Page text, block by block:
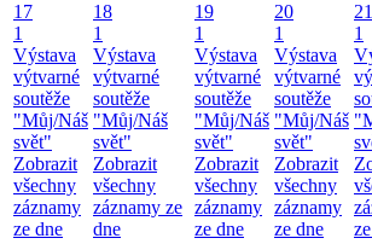
17
1
Výstava
výtvarné
soutěže
"Můj/Náš
svět"
Zobrazit
všechny
záznamy
ze dne
18
1
Výstava
výtvarné
soutěže
"Můj/Náš
svět"
Zobrazit
všechny
záznamy ze
dne
19
1
Výstava
výtvarné
soutěže
"Můj/Náš
svět"
Zobrazit
všechny
záznamy
ze dne
20
1
Výstava
výtvarné
soutěže
"Můj/Náš
svět"
Zobrazit
všechny
záznamy
ze dne
21
1